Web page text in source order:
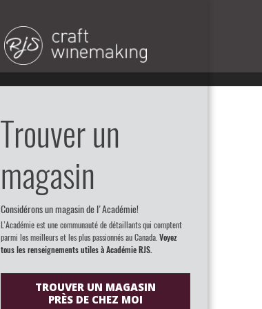
Trouver un
magasin
Considérons un magasin de l'Académie!
L’Académie est une communauté de détaillants qui comptent
parmi les meilleurs et les plus passionnés au Canada. Voyez
tous les renseignements utiles à Académie RJS.
TROUVER UN MAGASIN
PRÈS DE CHEZ MOI